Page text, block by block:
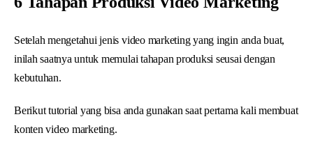
Setelah mengetahui jenis video marketing yang ingin anda buat,
inilah saatnya untuk memulai tahapan produksi seusai dengan
kebutuhan.
Berikut tutorial yang bisa anda gunakan saat pertama kali membuat
konten video marketing.